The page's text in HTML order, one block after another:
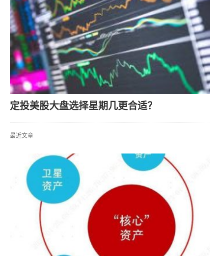
定投美股大盘选择星期几更合适？
最近文章